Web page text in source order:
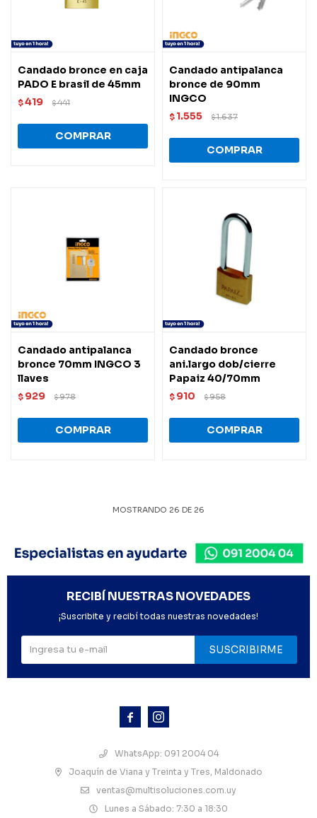
Candado bronce en caja
PADO E brasil de 45mm
$419 $441
Candado antipalanca
bronce de 90mm
INGCO
$ 1.555 $1.637
Candado antipalanca
bronce 70mm INGCO 3
llaves
$ 929 $978
Candado bronce
ani.largo dob/cierre
Papaiz 40/70mm
$ 910 $958
MOSTRANDO 26 DE 26
 
WhatsApp: 091 2004 04
Joaquín de Viana y Treinta y Tres, Maldonado
ventas@multisoluciones.com.uy
Lunes a Sábado: 7:30 a 18:30
RECIBÍ NUESTRAS NOVEDADES
¡Suscribite y recibí todas nuestras novedades!
SUSCRIBIRME